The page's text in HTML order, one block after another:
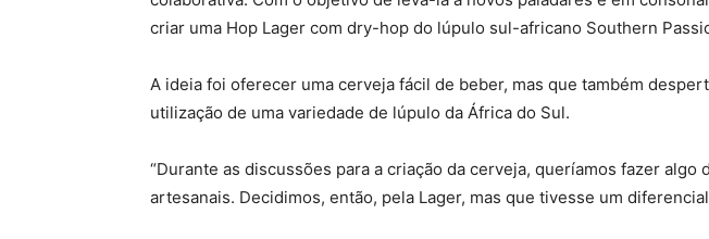
criar uma Hop Lager com dry-hop do lúpulo sul-africano Southern
A ideia foi oferecer uma cerveja fácil de beber, mas que também
utilização de uma variedade de lúpulo da África do Sul.
“Durante as discussões para a criação da cerveja, queríamos fazer
artesanais. Decidimos, então, pela Lager, mas que tivesse um